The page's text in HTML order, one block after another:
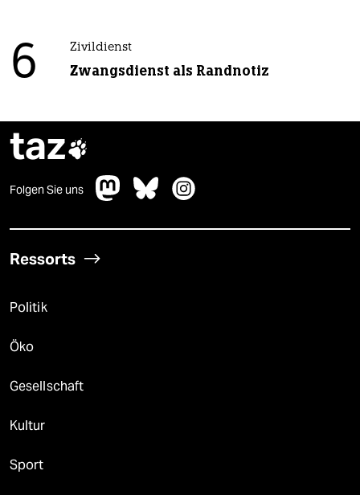
6 Zivildienst
Zwangsdienst als Randnotiz
taz
Folgen Sie uns
Ressorts
Politik
Öko
Gesellschaft
Kultur
Sport